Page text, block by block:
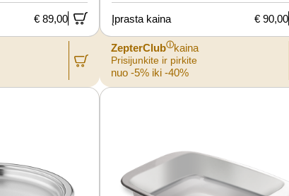
€ 89,00 Įprasta kaina € 90,00
ZepterClubⓘkaina
Prisijunkite ir pirkite
nuo -5% iki -40%